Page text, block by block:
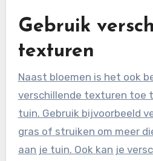
Gebruik
texturen
Naast bloemen is het ook
verschillende texturen toe
tuin. Gebruik bijvoorbeeld
gras of struiken om meer
aan je tuin. Ook kan je